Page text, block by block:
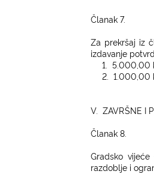
Članak 7.
Za prekršaj iz
izdavanje
1.
5.000,00
2. 1.000,00
V. ZAVRŠNE I
Članak 8.
Gradsko
razdoblje i